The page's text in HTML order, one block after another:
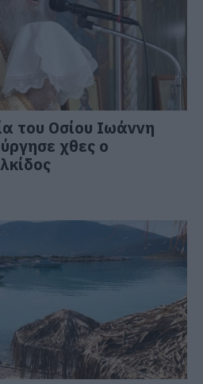
του Οσίου Ιωάννη
χθες ο